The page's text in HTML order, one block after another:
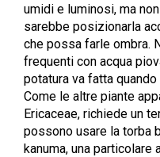
umidi e luminosi, ma
sarebbe posizionarla
che possa farle ombra.
frequenti con acqua
potatura va fatta
Come le altre piante
Ericaceae, richiede un
possono usare la torba
kanuma, una particolare